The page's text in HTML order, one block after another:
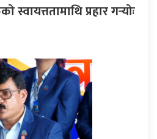
स्वायत्ततामाथि प्रहार गर्‍योः